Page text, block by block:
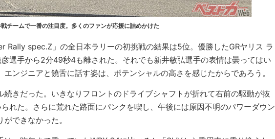
チームで一番の注目度。多くのファンが応援に詰めかけた
Rally spec.Z」の全日本ラリーの初挑戦の結果は5位。優勝したGRヤリス ラ
選手から2分49秒4も離された。それでも新井敏弘選手の表情は曇ってはい
エンジニアと饒舌に話す姿は、ポテンシャルの高さを感じたからであろう。
きだった。いきなりフロントのドライブシャフトが折れて右前の駆動が抜
れた。さらに荒れた路面にパンクを喫し、午後には原因不明のパワーダウン
できなかった。